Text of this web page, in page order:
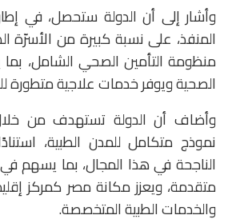
وأشار إلى أن الدولة ستحصل، في
المنفذ، على نسبة كبيرة من الأسرّة
منظومة التأمين الصحي الشامل، بما
الصحية ويوفر خدمات علاجية متطورة
وأضاف أن الدولة تستهدف من
نموذج متكامل للمدن الطبية،
الناجحة في هذا المجال، بما يسهم
متقدمة، ويعزز مكانة مصر كمركز
والخدمات الطبية المتخصصة.